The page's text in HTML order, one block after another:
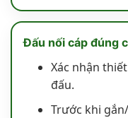
Đấu nối cáp đúng
Xác nhận
đấu.
Trước khi